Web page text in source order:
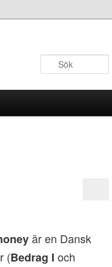
är en Dansk
(Bedrag I och